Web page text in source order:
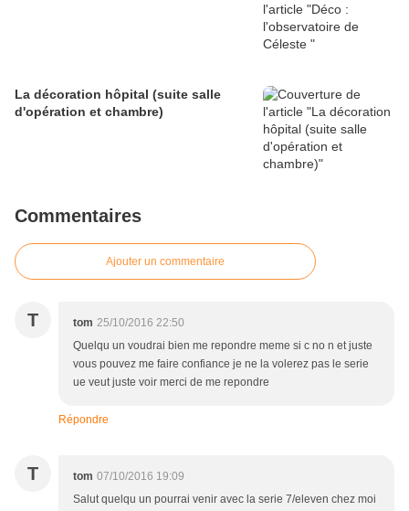
La décoration hôpital (suite salle
d'opération et chambre)
Commentaires
Ajouter un commentaire
T tom 25/10/2016 22:50
Quelqu un voudrai bien me repondre meme si c no n et juste
vous pouvez me faire confiance je ne la volerez pas le serie
ue veut juste voir merci de me repondre
Répondre
T tom 07/10/2016 19:09
Salut quelqu un pourrai venir avec la serie 7/eleven chez moi